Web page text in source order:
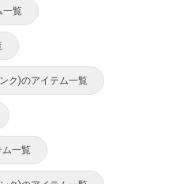
一覧
ク)のアイテム一覧
ム一覧